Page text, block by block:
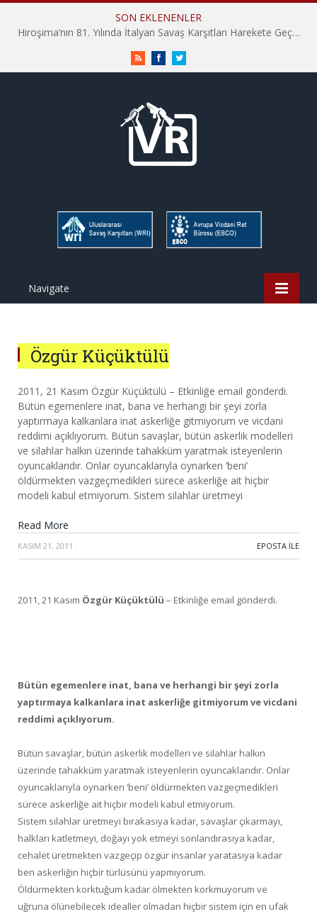
SON EKLENENLER
Hiroşima’nın 81. Yılında İtalyan Savaş Karşıtları Harekete Geçti: “Hatırlamak yeterli değil”
RSS FacebookTwitter
Navigate
Özgür Küçüktülü
2011, 21 Kasım Özgür Küçüktülü – Etkinliğe email gönderdi.
Bütün egemenlere inat, bana ve herhangi bir şeyi zorla
yaptırmaya kalkanlara inat askerliğe gitmiyorum ve vicdani
reddimi açıklıyorum. Bütün savaşlar, bütün askerlik modelleri
ve silahlar halkın üzerinde tahakküm yaratmak isteyenlerin
oyuncaklarıdır. Onlar oyuncaklarıyla oynarken ‘beni’
öldürmekten vazgeçmedikleri sürece askerliğe ait hiçbir
modeli kabul etmiyorum. Sistem silahlar üretmeyi
Read More
KASIM 21, 2011 · EPOSTA ILE
2011, 21 Kasım Özgür Küçüktülü – Etkinliğe email gönderdi.
Bütün egemenlere inat, bana ve herhangi bir şeyi zorla
yaptırmaya kalkanlara inat askerliğe gitmiyorum ve vicdani
reddimi açıklıyorum.
Bütün savaşlar, bütün askerlik modelleri ve silahlar halkın
üzerinde tahakküm yaratmak isteyenlerin oyuncaklarıdır. Onlar
oyuncaklarıyla oynarken ‘beni’ öldürmekten vazgeçmedikleri
sürece askerliğe ait hiçbir modeli kabul etmiyorum.
Sistem silahlar üretmeyi bırakasıya kadar, savaşlar çıkarmayı,
halkları katletmeyi, doğayı yok etmeyi sonlandırasıya kadar,
cehalet üretmekten vazgeçip özgür insanlar yaratasıya kadar
ben askerliğin hiçbir türlüsünü yapmıyorum.
Öldürmekten korktuğum kadar ölmekten korkmuyorum ve
uğruna ölünebilecek idealler olmadan hiçbir sistem için en ufak